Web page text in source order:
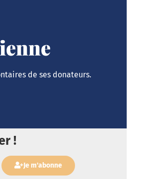
de ses donateurs.
!
Je m'abonne